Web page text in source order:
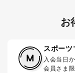
お
スポー
入会当日
会員さま